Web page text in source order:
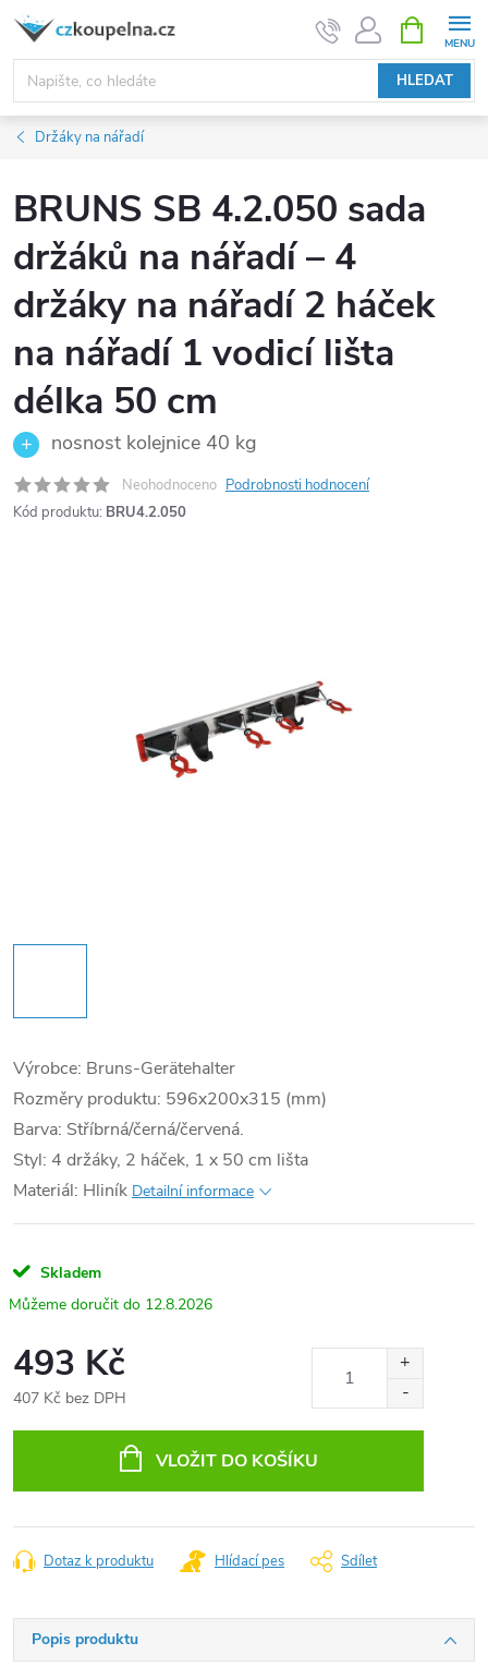
Přejít
obsah
HLEDAT
NÁKUPNÍ
KOŠÍK
Držáky na nářadí
BRUNS SB 4.2.050 sada
držáků na nářadí – 4
držáky na nářadí 2 háček
na nářadí 1 vodicí lišta
délka 50 cm
nosnost kolejnice 40 kg
Neohodnoceno Podrobnosti hodnocení
Kód produktu: BRU4.2.050
Výrobce: Bruns-Gerätehalter
Rozměry produktu: 596x200x315 (mm)
Barva: ‎Stříbrná/černá/červená.
Styl: 4 držáky, 2 háček, 1 x 50 cm lišta
Materiál: ‎Hliník Detailní informace
Skladem
12.8.2026
493 Kč
407 Kč bez DPH
VLOŽIT DO KOŠÍKU
Dotaz k produktu Hlídací pes Sdílet
Popis produktu